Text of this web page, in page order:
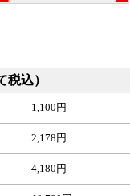
込）
1,100円
2,178円
4,180円